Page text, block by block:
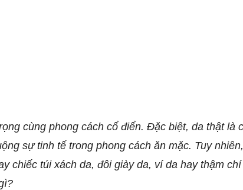
cùng phong cách cổ điển. Đặc biệt, da thật là
sự tinh tế trong phong cách ăn mặc. Tuy
chiếc túi xách da, đôi giày da, ví da hay thậm